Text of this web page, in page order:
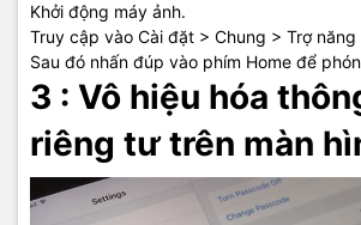
Khởi động máy ảnh.
Truy cập vào Cài đặt > Chung > Trợ năng
Sau đó nhấn đúp vào phím Home để
3 : Vô hiệu hóa
riêng tư trên màn